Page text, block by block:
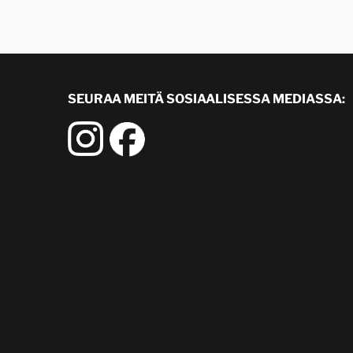
SEURAA MEITÄ SOSIAALISESSA MEDIASSA: